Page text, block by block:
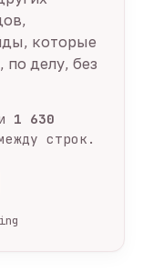
которые
по делу, без
1 630
строк.